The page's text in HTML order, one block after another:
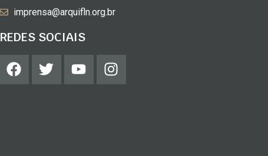
imprensa@arquifln.org.br
REDES SOCIAIS